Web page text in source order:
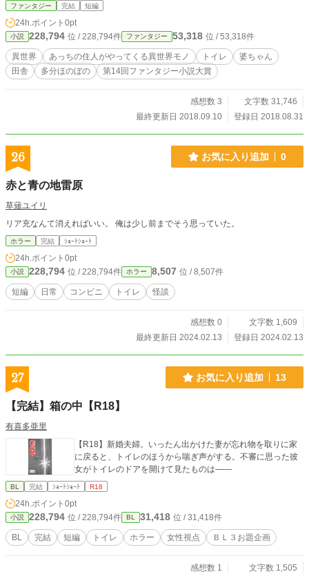
ファンタジー 完結 短編
24h.ポイント 0pt
小説 228,794 位 / 228,794件 ファンタジー 53,318 位 / 53,318件
異世界 あっちの住人がやってくる異世界モノ トイレ
婆ちゃん
田舎
多分ほのぼの 第14回ファンタジー小説大賞
感想数 3
文字数 31,746
最終更新日 2018.09.10
登録日 2018.08.31
26 お気に入り追加 0
赤と青の地雷原
草薙ユイリ
リア充なんて消えればいい。 俺は少し前までそう思っていた。
ホラー 完結 ｼｮｰﾄｼｮｰﾄ
24h.ポイント 0pt
小説 228,794 位 / 228,794件 ホラー 8,507 位 / 8,507件
短編 日常 コンビニ トイレ 怪談
感想数 0
文字数 1,609
最終更新日 2024.02.13
登録日 2024.02.13
27 お気に入り追加 13
【完結】箱の中【R18】
有喜多亜里
【R18】新婚夫婦。いったん出かけた妻が忘れ物を取りに家
に戻ると、トイレのほうから喘ぎ声がする。不審に思った彼
女がトイレのドアを開けて見たものは――
BL 完結 ｼｮｰﾄｼｮｰﾄ R18
24h.ポイント 0pt
小説 228,794 位 / 228,794件 BL 31,418 位 / 31,418件
BL 完結 短編 トイレ ホラー 女性視点 ＢＬ３お題企画
感想数 1
文字数 1,505